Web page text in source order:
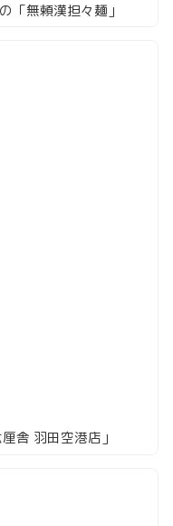
「無頼漢担々麺」
舎 羽田空港店」